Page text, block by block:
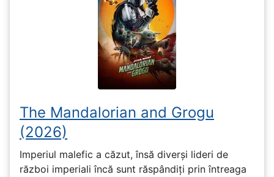
The Mandalorian and Grogu
(2026)
Imperiul malefic a căzut, însă diverși lideri de
război imperiali încă sunt răspândiți prin întreaga